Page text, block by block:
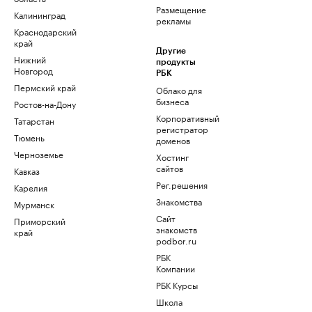
Калининград
Краснодарский
край
Нижний
Новгород
Пермский край
Ростов-на-Дону
Татарстан
Тюмень
Черноземье
Кавказ
Карелия
Мурманск
Приморский
край
Размещение
рекламы
Другие
продукты
РБК
Облако для
бизнеса
Корпоративный
регистратор
доменов
Хостинг
сайтов
Рег.решения
Знакомства
Сайт
знакомств
podbor.ru
РБК
Компании
РБК Курсы
Школа